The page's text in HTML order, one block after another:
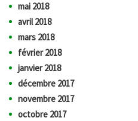
mai 2018
avril 2018
mars 2018
février 2018
janvier 2018
décembre 2017
novembre 2017
octobre 2017